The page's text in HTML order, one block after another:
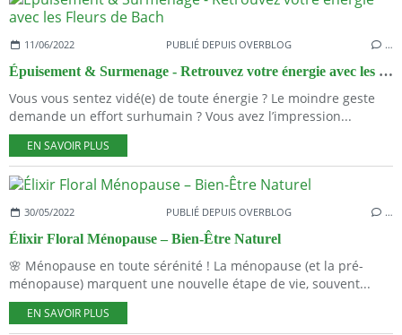
11/06/2022 PUBLIÉ DEPUIS OVERBLOG …
Épuisement & Surmenage - Retrouvez votre énergie avec les Fleurs de Bach
Vous vous sentez vidé(e) de toute énergie ? Le moindre geste
demande un effort surhumain ? Vous avez l’impression...
EN SAVOIR PLUS
30/05/2022 PUBLIÉ DEPUIS OVERBLOG …
Élixir Floral Ménopause – Bien-Être Naturel
🌸 Ménopause en toute sérénité ! La ménopause (et la pré-
ménopause) marquent une nouvelle étape de vie, souvent...
EN SAVOIR PLUS